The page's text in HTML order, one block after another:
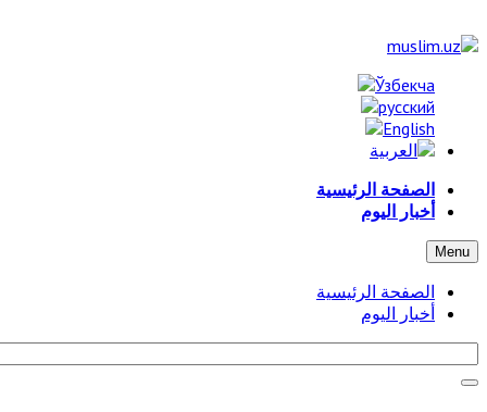
الصفحة الرئيسية
أخبار اليوم
Menu
الصفحة الرئيسية
أخبار اليوم